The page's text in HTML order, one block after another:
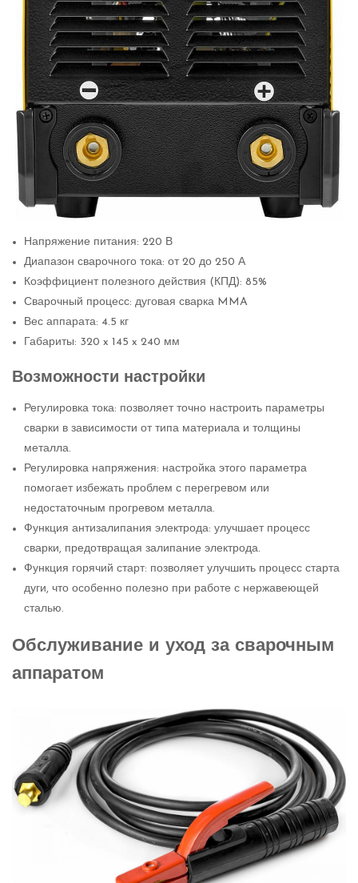
Напряжение питания: 220 В
Диапазон сварочного тока: от 20 до 250 А
Коэффициент полезного действия (КПД): 85%
Сварочный процесс: дуговая сварка MMA
Вес аппарата: 4.5 кг
Габариты: 320 x 145 x 240 мм
Возможности настройки
Регулировка тока: позволяет точно настроить параметры
сварки в зависимости от типа материала и толщины
металла.
Регулировка напряжения: настройка этого параметра
помогает избежать проблем с перегревом или
недостаточным прогревом металла.
Функция антизалипания электрода: улучшает процесс
сварки, предотвращая залипание электрода.
Функция горячий старт: позволяет улучшить процесс старта
дуги, что особенно полезно при работе с нержавеющей
сталью.
Обслуживание и уход за сварочным
аппаратом